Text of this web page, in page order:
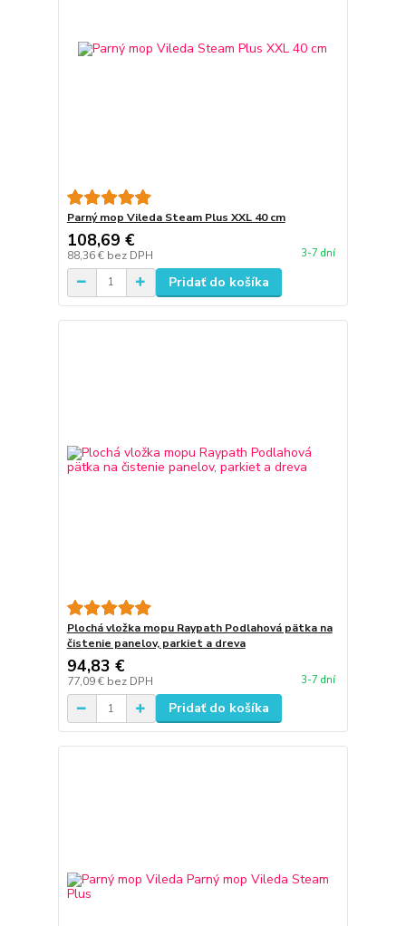
Parný mop Vileda Steam Plus XXL 40 cm
108,69 €
88,36 € bez DPH 3-7 dní
Pridať do košíka
Plochá vložka mopu Raypath Podlahová pätka na
čistenie panelov, parkiet a dreva
94,83 €
77,09 € bez DPH 3-7 dní
Pridať do košíka